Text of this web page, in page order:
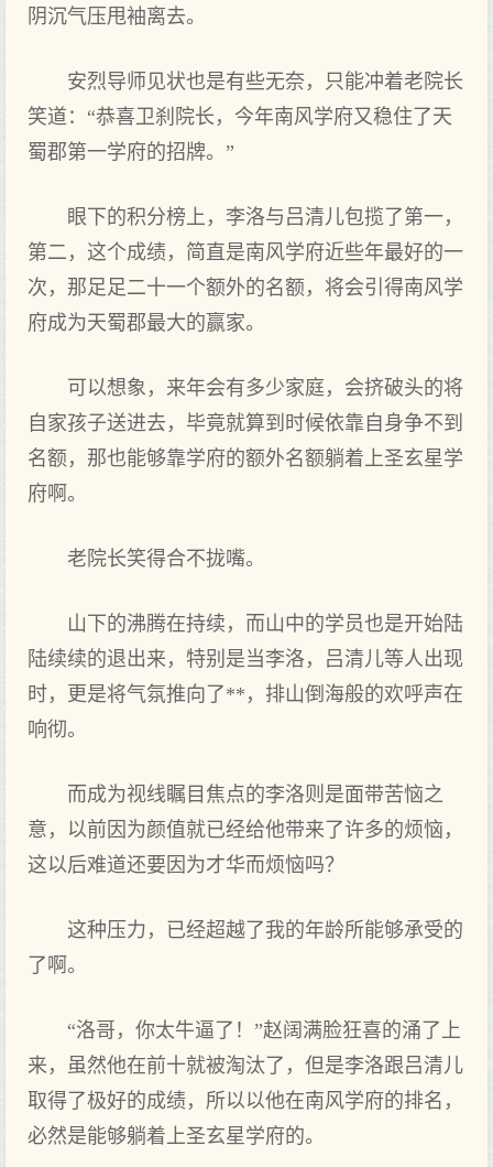
阴沉气压甩袖离去。
安烈导师见状也是有些无奈，只能冲着老院长
笑道：“恭喜卫刹院长，今年南风学府又稳住了天
蜀郡第一学府的招牌。”
眼下的积分榜上，李洛与吕清儿包揽了第一，
第二，这个成绩，简直是南风学府近些年最好的一
次，那足足二十一个额外的名额，将会引得南风学
府成为天蜀郡最大的赢家。
可以想象，来年会有多少家庭，会挤破头的将
自家孩子送进去，毕竟就算到时候依靠自身争不到
名额，那也能够靠学府的额外名额躺着上圣玄星学
府啊。
老院长笑得合不拢嘴。
山下的沸腾在持续，而山中的学员也是开始陆
陆续续的退出来，特别是当李洛，吕清儿等人出现
时，更是将气氛推向了**，排山倒海般的欢呼声在
响彻。
而成为视线瞩目焦点的李洛则是面带苦恼之
意，以前因为颜值就已经给他带来了许多的烦恼，
这以后难道还要因为才华而烦恼吗？
这种压力，已经超越了我的年龄所能够承受的
了啊。
“洛哥，你太牛逼了！”赵阔满脸狂喜的涌了上
来，虽然他在前十就被淘汰了，但是李洛跟吕清儿
取得了极好的成绩，所以以他在南风学府的排名，
必然是能够躺着上圣玄星学府的。